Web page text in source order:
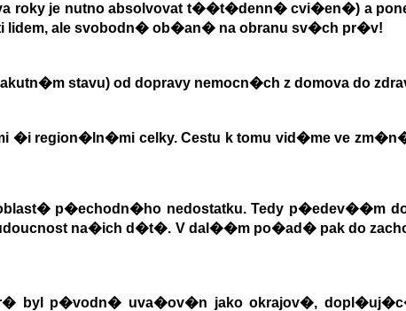
je nutno absolvovat t��t�denn� cvi�en�) a
lidem, ale svobodn� ob�an� na obranu sv�ch pr�v!
stavu) od dopravy nemocn�ch z domova do
region�ln�mi celky. Cestu k tomu vid�me ve
p�echodn�ho nedostatku. Tedy p�edev��m
na�ich d�t�. V dal��m po�ad� pak do
byl p�vodn� uva�ov�n jako okrajov�,